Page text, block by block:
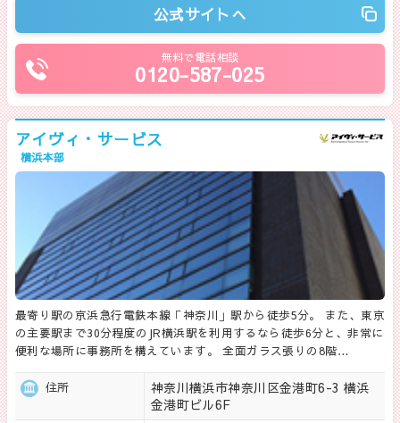
公式サイトへ
無料で電話相談
0120-587-025
アイヴィ・サービス
横浜本部
最寄り駅の京浜急行電鉄本線「神奈川」駅から徒歩5分。 また、東京
の主要駅まで30分程度のJR横浜駅を利用するなら徒歩6分と、非常に
便利な場所に事務所を構えています。 全面ガラス張りの8階…
住所
神奈川横浜市神奈川区金港町6-3 横浜
金港町ビル6F